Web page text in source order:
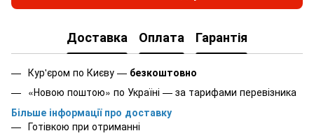
Доставка Оплата Гарантія
Кур'єром по Києву — безкоштовно
«Новою поштою» по Україні — за тарифами перевізника
Більше інформації про доставку
Готівкою при отриманні